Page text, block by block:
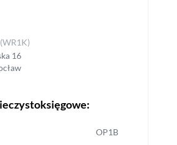
(WR1K)
16
OP1B